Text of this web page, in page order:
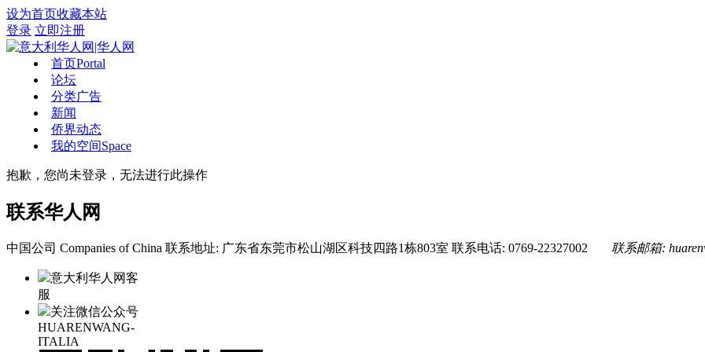
设为首页收藏本站
登录 立即注册
首页Portal
论坛
分类广告
新闻
侨界动态
我的空间Space
抱歉，您尚未登录，无法进行此操作
联系华人网
中国公司 Companies of China 联系地址: 广东省东莞市松山湖区科技四路1栋803室 联系电话: 0769-22327002 联系邮箱:
意大利华人网客
服
关注微信公众号
HUARENWANG-
ITALIA